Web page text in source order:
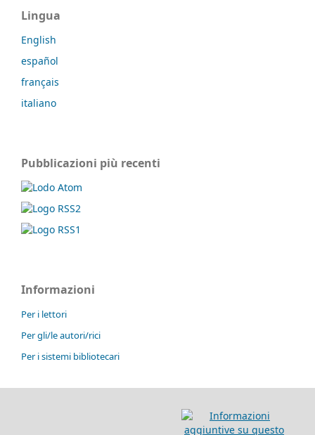
Lingua
English
español
français
italiano
Pubblicazioni più recenti
Informazioni
Per i lettori
Per gli/le autori/rici
Per i sistemi bibliotecari